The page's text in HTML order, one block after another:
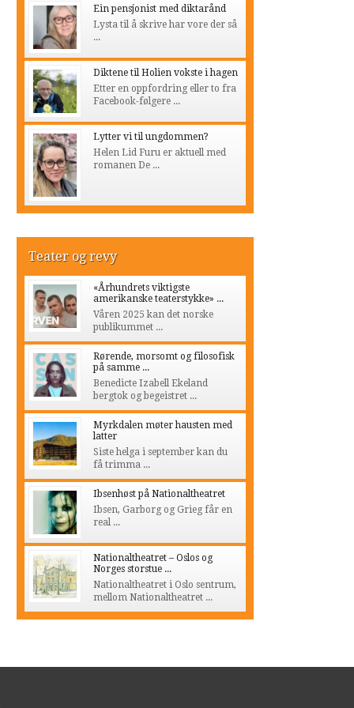
Ein pensjonist med diktarånd
Lysta til å skrive har vore der så
...
Diktene til Holien vokste i hagen
Etter en oppfordring eller to fra
Facebook-følgere ...
Lytter vi til ungdommen?
Helen Lid Furu er aktuell med
romanen De ...
Teater og revy
«Århundrets viktigste
amerikanske teaterstykke» ...
Våren 2025 kan det norske
publikummet ...
Rørende, morsomt og filosofisk
på samme ...
Benedicte Izabell Ekeland
bergtok og begeistret ...
Myrkdalen møter hausten med
latter
Siste helga i september kan du
få trimma ...
Ibsenhøst på Nationaltheatret
Ibsen, Garborg og Grieg får en
real ...
Nationaltheatret – Oslos og
Norges storstue ...
Nationaltheatret i Oslo sentrum,
mellom Nationaltheatret ...